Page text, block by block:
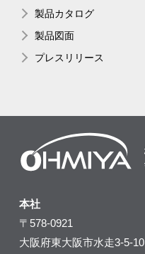
製品カタログ
製品図面
プレスリリース
本社
〒578-0921
大阪府東大阪市水走3-5-10